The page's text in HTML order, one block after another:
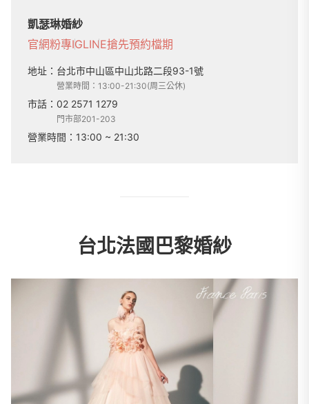
凱瑟琳婚紗
官網粉專IGLINE搶先預約檔期
地址： 台北市中山區中山北路二段93-1號
營業時間：13:00-21:30(周三公休)
市話： 02 2571 1279
門市部201-203
營業時間： 13:00 ~ 21:30
台北法國巴黎婚紗